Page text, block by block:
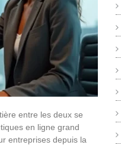
entre les deux se
en ligne grand
entreprises depuis la